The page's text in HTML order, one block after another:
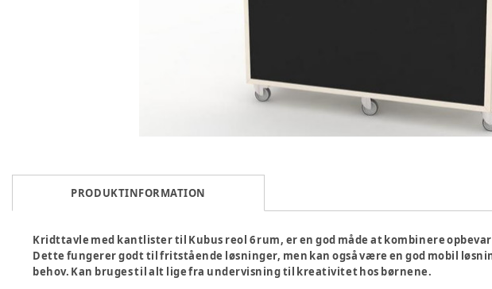
PRODUKTINFORMATION
Kridttavle med kantlister til Kubus reol 6 rum, er en god måde at kombinere
Dette fungerer godt til fritstående løsninger, men kan også være en god mobil
behov. Kan bruges til alt lige fra undervisning til kreativitet hos børnene.